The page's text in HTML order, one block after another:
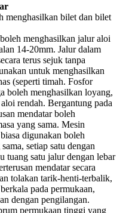
menghasilkan bilet dan bilet
menghasilkan jalur aloi
14-20mm. Jalur dalam
terus sejuk tanpa
untuk menghasilkan
(seperti timah. Fosfor
boleh menghasilkan loyang,
rendah. Bergantung pada
mendatar boleh
yang sama. Mesin
digunakan boleh
setiap satu dengan
tuang satu jalur dengan lebar
mendatar secara
tolakan tarik-henti-terbalik,
pada permukaan,
dengan pengilangan.
permukaan tinggi yang